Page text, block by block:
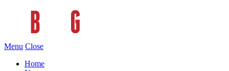
Menu Close
Home